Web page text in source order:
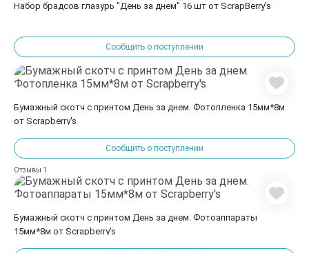
Набор брадсов глазурь "День за днем" 16 шт от ScrapBerry's
Сообщить о поступлении
Бумажный скотч с принтом День за днем. Фотопленка 15мм*8м
от Scrapberry's
Сообщить о поступлении
Отзывы 1
Бумажный скотч с принтом День за днем. Фотоаппараты
15мм*8м от Scrapberry's